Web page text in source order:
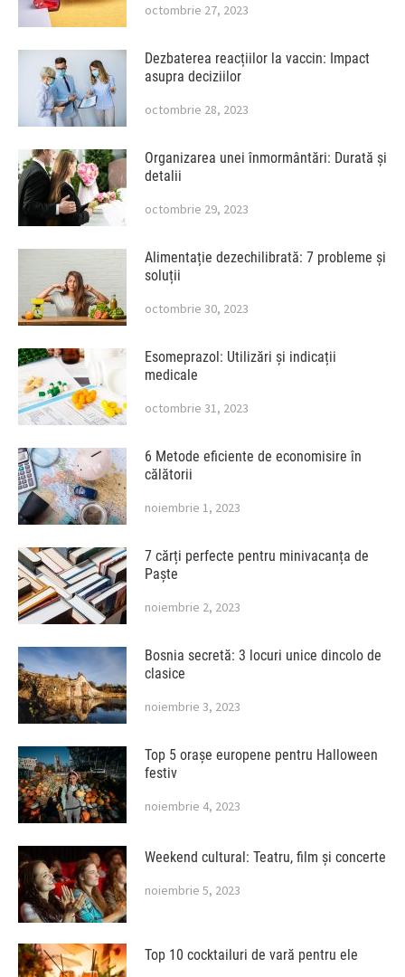
octombrie 27, 2023
Dezbaterea reacțiilor la vaccin: Impact
asupra deciziilor
octombrie 28, 2023
Organizarea unei înmormântări: Durată și
detalii
octombrie 29, 2023
Alimentație dezechilibrată: 7 probleme și
soluții
octombrie 30, 2023
Esomeprazol: Utilizări și indicații
medicale
octombrie 31, 2023
6 Metode eficiente de economisire în
călătorii
noiembrie 1, 2023
7 cărți perfecte pentru minivacanța de
Paște
noiembrie 2, 2023
Bosnia secretă: 3 locuri unice dincolo de
clasice
noiembrie 3, 2023
Top 5 orașe europene pentru Halloween
festiv
noiembrie 4, 2023
Weekend cultural: Teatru, film și concerte
noiembrie 5, 2023
Top 10 cocktailuri de vară pentru ele